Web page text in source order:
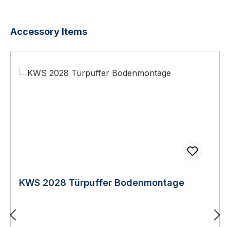
Produktgalerie überspringen
Accessory Items
KWS 2028 Türpuffer Bodenmontage